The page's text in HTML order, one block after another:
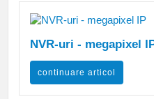
NVR-uri - megapixel
continuare articol